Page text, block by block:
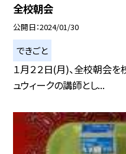
全校朝会
公開日 2024/01/30
できごと
１月２２日(月)、全校朝会を
ュウィークの講師とし...